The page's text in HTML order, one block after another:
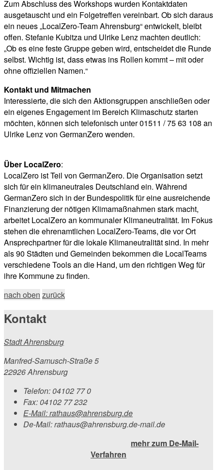
Zum Abschluss des Workshops wurden Kontaktdaten
ausgetauscht und ein Folgetreffen vereinbart. Ob sich daraus
ein neues „LocalZero-Team Ahrensburg“ entwickelt, bleibt
offen. Stefanie Kubitza und Ulrike Lenz machten deutlich:
„Ob es eine feste Gruppe geben wird, entscheidet die Runde
selbst. Wichtig ist, dass etwas ins Rollen kommt – mit oder
ohne offiziellen Namen.“
Kontakt und Mitmachen
Interessierte, die sich den Aktionsgruppen anschließen oder
ein eigenes Engagement im Bereich Klimaschutz starten
möchten, können sich telefonisch unter 01511 / 75 63 108 an
Ulrike Lenz von GermanZero wenden.
Über LocalZero:
LocalZero ist Teil von GermanZero. Die Organisation setzt
sich für ein klimaneutrales Deutschland ein. Während
GermanZero sich in der Bundespolitik für eine ausreichende
Finanzierung der nötigen Klimamaßnahmen stark macht,
arbeitet LocalZero an kommunaler Klimaneutralität. Im Fokus
stehen die ehrenamtlichen LocalZero-Teams, die vor Ort
Ansprechpartner für die lokale Klimaneutralität sind. In mehr
als 90 Städten und Gemeinden bekommen die LocalTeams
verschiedene Tools an die Hand, um den richtigen Weg für
ihre Kommune zu finden.
nach oben zurück
Kontakt
Stadt Ahrensburg
Manfred-Samusch-Straße 5
22926 Ahrensburg
Telefon: 04102 77 0
Fax: 04102 77 232
E-Mail:rathaus@ahrensburg.de
De-Mail: rathaus@ahrensburg.de-mail.de
mehr zum De-Mail-
Verfahren